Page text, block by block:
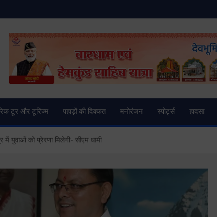
News | Uttarkashi
टूर और टूरिज्म पहाड़ों की दिक्कत मनोरंजन स्पोर्ट्स हादसा
युवाओं को प्रेरणा मिलेगी- सीएम धामी